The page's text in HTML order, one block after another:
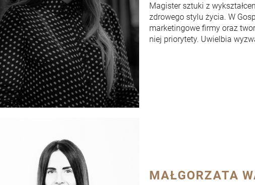
Magister sztuki z
zdrowego stylu życia. W
marketingowe firmy oraz
niej priorytety. Uwielbia
MAŁGORZATA